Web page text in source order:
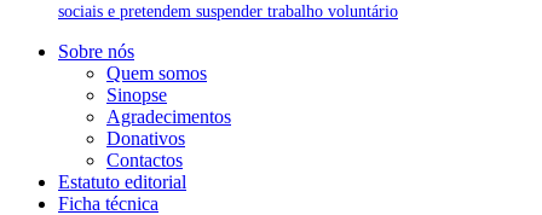
sociais e pretendem suspender trabalho voluntário
Sobre nós
Quem somos
Sinopse
Agradecimentos
Donativos
Contactos
Estatuto editorial
Ficha técnica